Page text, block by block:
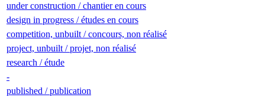
under construction / chantier en cours
design in progress / études en cours
competition, unbuilt / concours, non réalisé
project, unbuilt / projet, non réalisé
research / étude
-
published / publication